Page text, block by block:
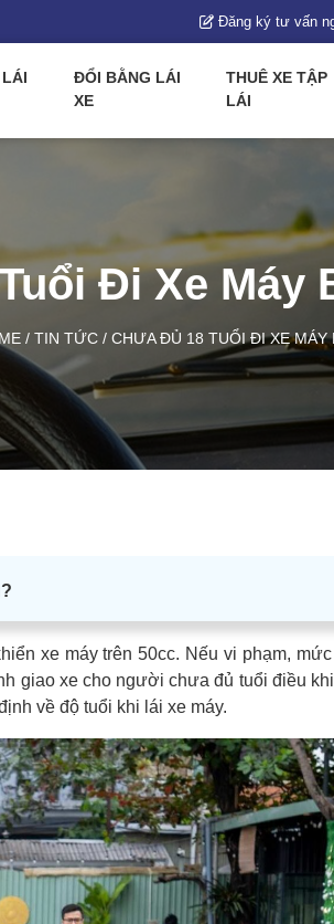
Đăng ký tư vấn
ĐỔI BẰNG LÁI
XE
THUÊ XE TẬP
LÁI
Đi Xe Máy
/ TIN TỨC / CHƯA ĐỦ 18 TUỔI ĐI XE MÁY
?
xe máy trên 50cc. Nếu vi phạm,
giao xe cho người chưa đủ tuổi điều
về độ tuổi khi lái xe máy.